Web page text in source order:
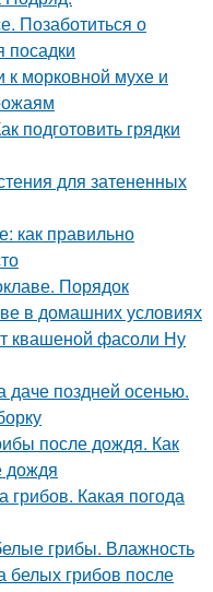
Позаботиться о
посадки
к морковной мухе и
подготовить грядки
для затененных
как правильно
Порядок
в домашних условиях
квашеной фасоли Ну
даче поздней осенью.
после дождя. Как
дождя
грибов. Какая погода
грибы. Влажность
белых грибов после